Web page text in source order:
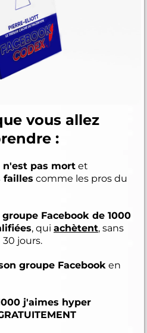
vous allez
:
n'est pas mort et
failles comme les pros du
Facebook de 1000
, qui achètent, sans
jours.
groupe Facebook en
j'aimes hyper